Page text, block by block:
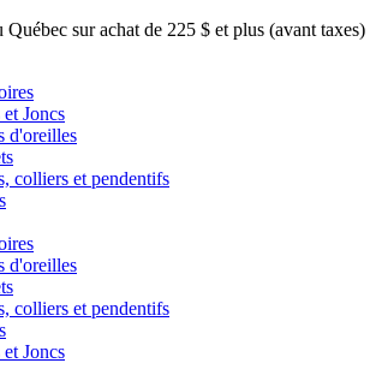
sur achat de 225 $ et plus (avant taxes)
Joncs
d'oreilles
colliers et pendentifs
d'oreilles
colliers et pendentifs
Joncs